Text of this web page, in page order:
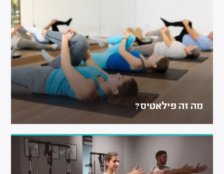
מה זה פילאטיס?